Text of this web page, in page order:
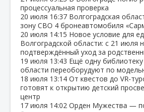
процессуальная проверка
20 июля 16:37 Волгоградская
зону СВО 4 бронеавтомобиля
20 июля 14:15 Новое условие для
Волгоградской области: с 21 июля
подтверждённый уход за
19 июля 13:43 Ещё одну
области переоборудуют по
18 июля 13:14 От квестов до
готовят к открытию детский
центр
17 июля 14:02 Орден Мужества —